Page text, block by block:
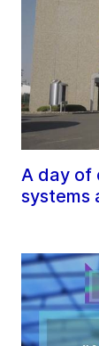
A day of
systems